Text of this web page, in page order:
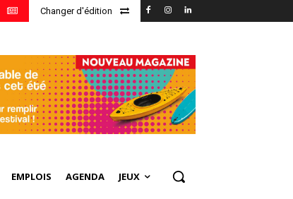
Changer d'édition
EMPLOIS AGENDA JEUX